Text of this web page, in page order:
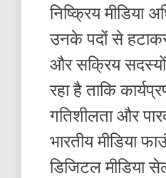
निष्क्रिय मीडिया
उनके पदों से
और सक्रिय
रहा है ताकि
गतिशीलता और
भारतीय मीडिया
डिजिटल मीडिया